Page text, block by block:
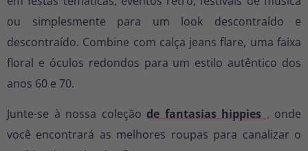
ou simplesmente para um look descontraído e
descontraído. Combine com calça jeans flare, uma faixa
floral e óculos redondos para um estilo autêntico dos
anos 60 e 70.
Junte-se à nossa coleção de fantasias hippies , onde
você encontrará as melhores roupas para canalizar o